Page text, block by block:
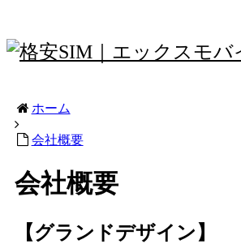
ホーム
会社概要
会社概要
【グランドデザイン】